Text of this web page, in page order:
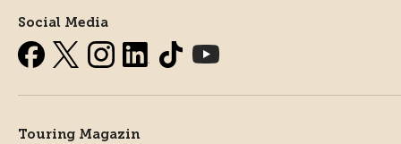
Social Media
Touring Magazin